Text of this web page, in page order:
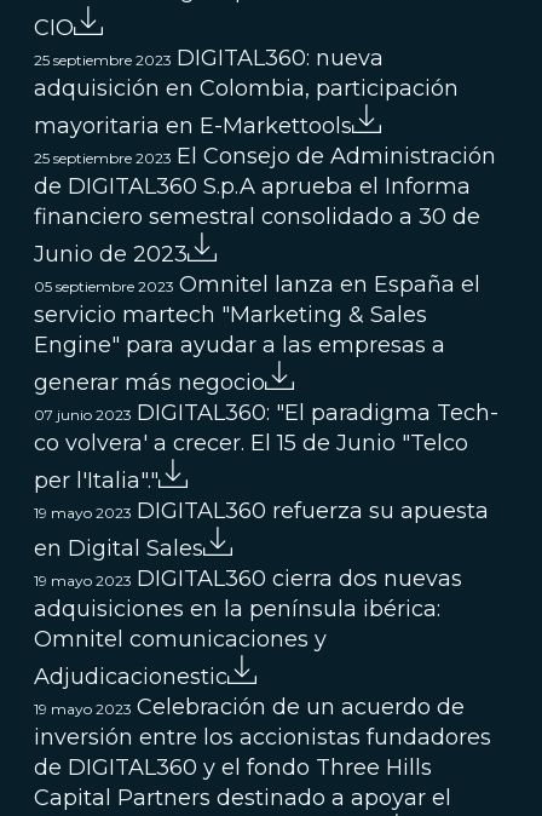
CIO
25 septiembre 2023 DIGITAL360: nueva
adquisición en Colombia, participación
mayoritaria en E-Markettools
25 septiembre 2023 El Consejo de Administración
de DIGITAL360 S.p.A aprueba el Informa
financiero semestral consolidado a 30 de
Junio de 2023
05 septiembre 2023 Omnitel lanza en España el
servicio martech "Marketing & Sales
Engine" para ayudar a las empresas a
generar más negocio
07 junio 2023 DIGITAL360: "El paradigma Tech-
co volvera' a crecer. El 15 de Junio "Telco
per l'Italia"."
19 mayo 2023 DIGITAL360 refuerza su apuesta
en Digital Sales
19 mayo 2023 DIGITAL360 cierra dos nuevas
adquisiciones en la península ibérica:
Omnitel comunicaciones y
Adjudicacionestic
19 mayo 2023 Celebración de un acuerdo de
inversión entre los accionistas fundadores
de DIGITAL360 y el fondo Three Hills
Capital Partners destinado a apoyar el